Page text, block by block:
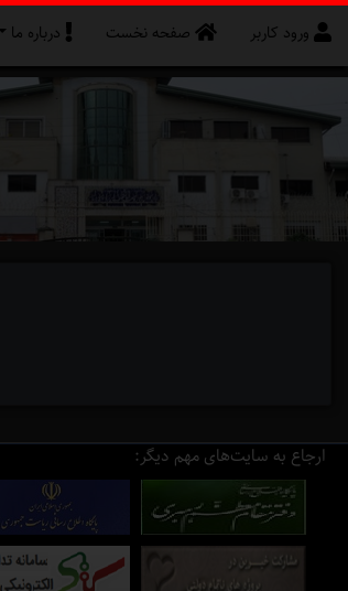
ورود کاربر صفحه نخست درباره ما
ارجاع به سایت‌های مهم دیگر: